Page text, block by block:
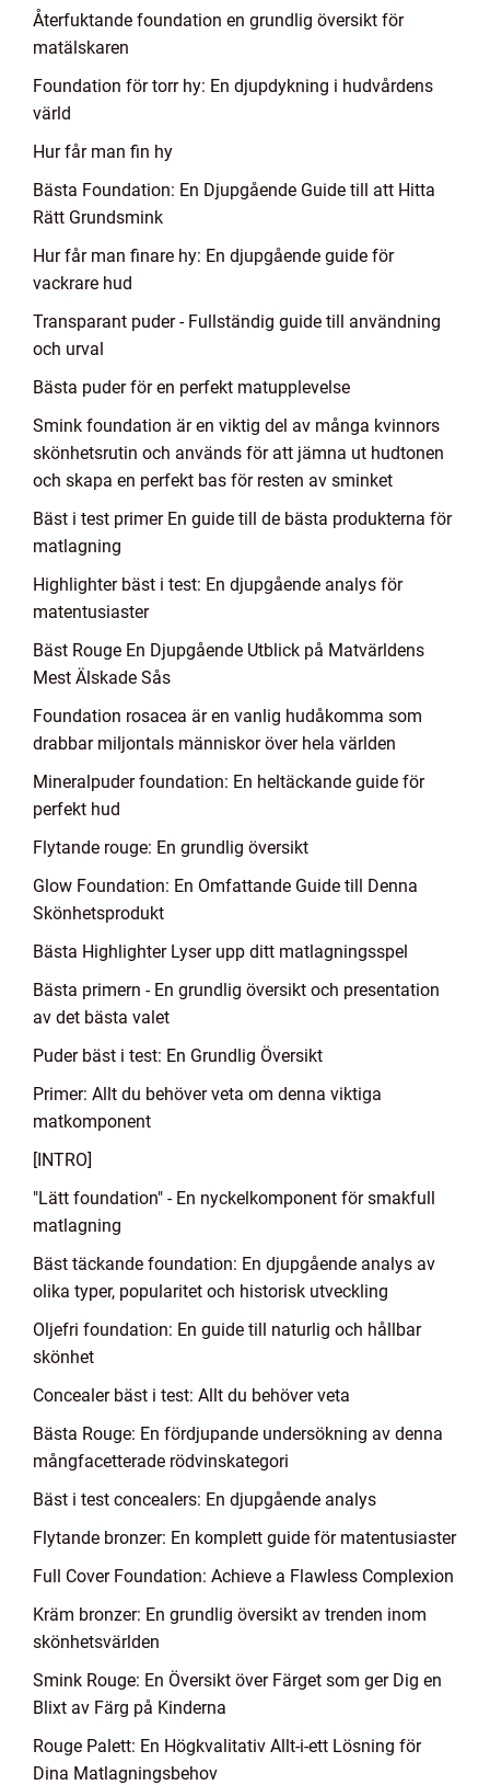
Återfuktande foundation en grundlig översikt för
matälskaren
Foundation för torr hy: En djupdykning i hudvårdens
värld
Hur får man fin hy
Bästa Foundation: En Djupgående Guide till att Hitta
Rätt Grundsmink
Hur får man finare hy: En djupgående guide för
vackrare hud
Transparant puder - Fullständig guide till användning
och urval
Bästa puder för en perfekt matupplevelse
Smink foundation är en viktig del av många kvinnors
skönhetsrutin och används för att jämna ut hudtonen
och skapa en perfekt bas för resten av sminket
Bäst i test primer En guide till de bästa produkterna för
matlagning
Highlighter bäst i test: En djupgående analys för
matentusiaster
Bäst Rouge En Djupgående Utblick på Matvärldens
Mest Älskade Sås
Foundation rosacea är en vanlig hudåkomma som
drabbar miljontals människor över hela världen
Mineralpuder foundation: En heltäckande guide för
perfekt hud
Flytande rouge: En grundlig översikt
Glow Foundation: En Omfattande Guide till Denna
Skönhetsprodukt
Bästa Highlighter Lyser upp ditt matlagningsspel
Bästa primern - En grundlig översikt och presentation
av det bästa valet
Puder bäst i test: En Grundlig Översikt
Primer: Allt du behöver veta om denna viktiga
matkomponent
[INTRO]
"Lätt foundation" - En nyckelkomponent för smakfull
matlagning
Bäst täckande foundation: En djupgående analys av
olika typer, popularitet och historisk utveckling
Oljefri foundation: En guide till naturlig och hållbar
skönhet
Concealer bäst i test: Allt du behöver veta
Bästa Rouge: En fördjupande undersökning av denna
mångfacetterade rödvinskategori
Bäst i test concealers: En djupgående analys
Flytande bronzer: En komplett guide för matentusiaster
Full Cover Foundation: Achieve a Flawless Complexion
Kräm bronzer: En grundlig översikt av trenden inom
skönhetsvärlden
Smink Rouge: En Översikt över Färget som ger Dig en
Blixt av Färg på Kinderna
Rouge Palett: En Högkvalitativ Allt-i-ett Lösning för
Dina Matlagningsbehov